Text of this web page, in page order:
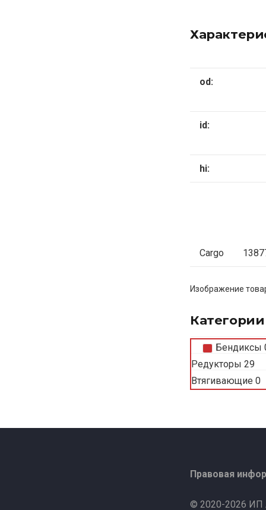
od:
id:
hi:
Cargo
Изображение
Бендиксы
Редукторы 29
Втягивающие 0
Правовая
© 2020-2026 ИП